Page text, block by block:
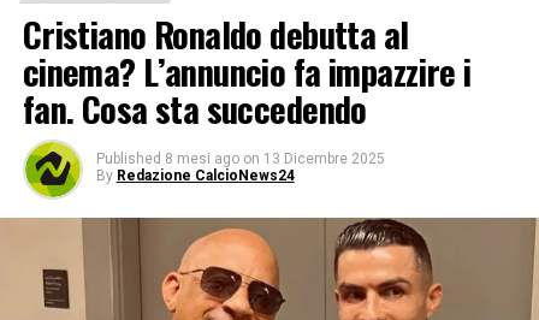
Cristiano Ronaldo debutta al
cinema? L’annuncio fa impazzire i
fan. Cosa sta succedendo
Published 8 mesi ago on 13 Dicembre 2025
By Redazione CalcioNews24